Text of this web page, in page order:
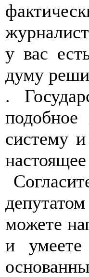
у вас
думу
.
систему
можете
и умеете